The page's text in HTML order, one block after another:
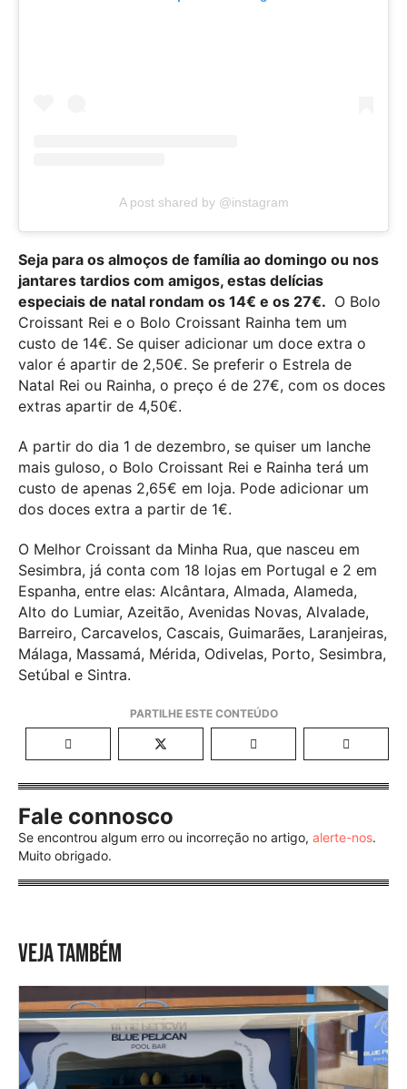
A post shared by @instagram
Seja para os almoços de família ao domingo ou nos
jantares tardios com amigos, estas delícias
especiais de natal rondam os 14€ e os 27€. O Bolo
Croissant Rei e o Bolo Croissant Rainha tem um
custo de 14€. Se quiser adicionar um doce extra o
valor é apartir de 2,50€. Se preferir o Estrela de
Natal Rei ou Rainha, o preço é de 27€, com os doces
extras apartir de 4,50€.
A partir do dia 1 de dezembro, se quiser um lanche
mais guloso, o Bolo Croissant Rei e Rainha terá um
custo de apenas 2,65€ em loja. Pode adicionar um
dos doces extra a partir de 1€.
O Melhor Croissant da Minha Rua, que nasceu em
Sesimbra, já conta com 18 lojas em Portugal e 2 em
Espanha, entre elas: Alcântara, Almada, Alameda,
Alto do Lumiar, Azeitão, Avenidas Novas, Alvalade,
Barreiro, Carcavelos, Cascais, Guimarães, Laranjeiras,
Málaga, Massamá, Mérida, Odivelas, Porto, Sesimbra,
Setúbal e Sintra.
Fale connosco
Se encontrou algum erro ou incorreção no artigo, alerte-nos.
Muito obrigado.
VEJA TAMBÉM